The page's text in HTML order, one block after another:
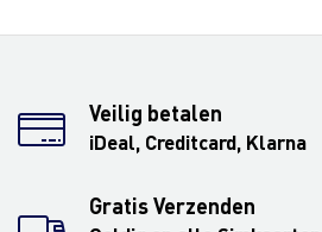
Veilig betalen
iDeal, Creditcard, Klarna
Gratis Verzenden